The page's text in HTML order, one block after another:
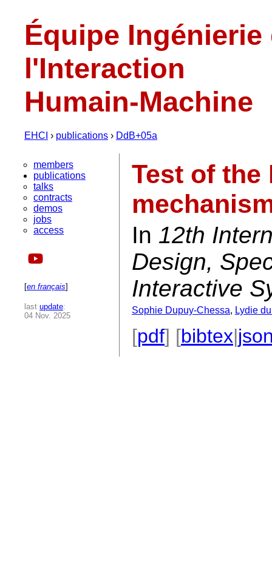
Équipe Ingénierie
l'Interaction
Humain-Machine
EHCI › publications › DdB+05a
members
publications
talks
contracts
demos
jobs
access
[en français]
last update:
04 Nov. 2025
Test of the
In 12th
Design,
Interactive
Sophie Dupuy-Chessa, Lydie
[pdf] [bibtex|